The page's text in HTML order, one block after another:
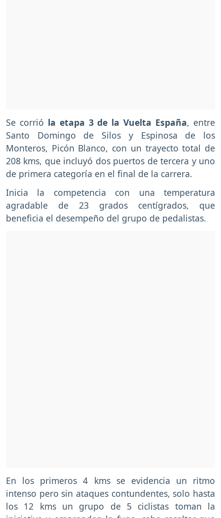
Se corrió la etapa 3 de la Vuelta España, entre
Santo Domingo de Silos y Espinosa de los
Monteros, Picón Blanco, con un trayecto total de
208 kms, que incluyó dos puertos de tercera y uno
de primera categoría en el final de la carrera.
Inicia la competencia con una temperatura
agradable de 23 grados centígrados, que
beneficia el desempeño del grupo de pedalistas.
En los primeros 4 kms se evidencia un ritmo
intenso pero sin ataques contundentes, solo hasta
los 12 kms un grupo de 5 ciclistas toman la